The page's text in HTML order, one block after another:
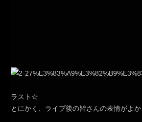
ラスト☆
とにかく、ライブ後の皆さんの表情がよか